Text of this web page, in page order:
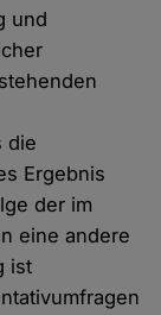
und
die
Ergebnis
der im
eine andere
ist